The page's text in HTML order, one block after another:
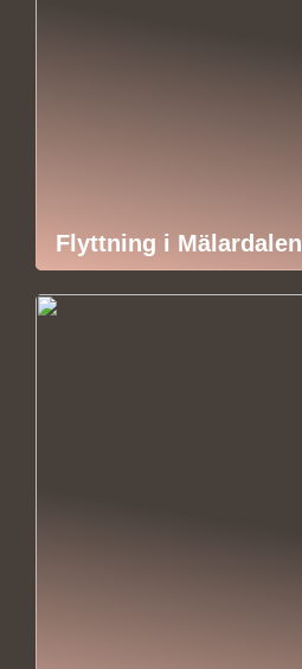
Flyttning i Mälardalen